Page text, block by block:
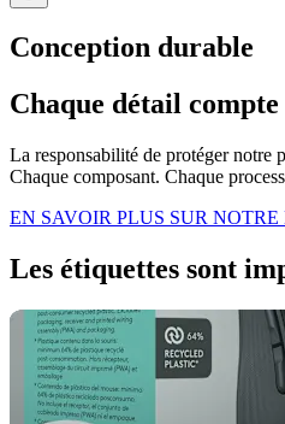
Conception durable
Chaque détail compte
La responsabilité de protéger notre
Chaque composant. Chaque
EN SAVOIR PLUS SUR
Les étiquettes sont